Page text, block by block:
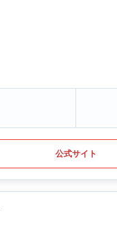
公式サイト